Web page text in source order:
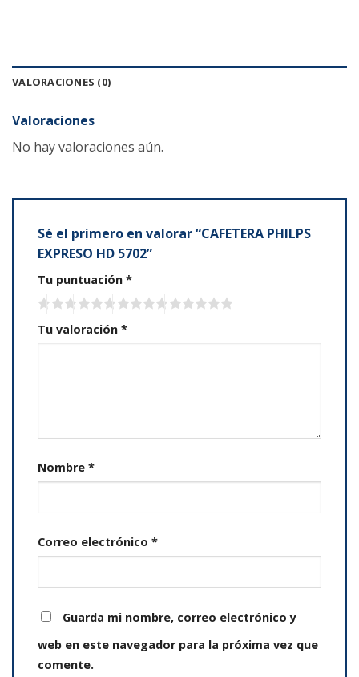
VALORACIONES (0)
Valoraciones
No hay valoraciones aún.
Sé el primero en valorar “CAFETERA PHILPS
EXPRESO HD 5702”
Tu puntuación *
Tu valoración *
Nombre *
Correo electrónico *
Guarda mi nombre, correo electrónico y
web en este navegador para la próxima vez que
comente.